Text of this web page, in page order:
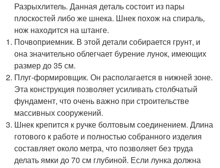
Разрыхлитель. Данная деталь состоит из пары
плоскостей либо же шнека. Шнек похож на спираль,
нож находится на штанге.
Почвоприемник. В этой детали собирается грунт, и
она значительно облегчает бурение лунок, имеющих
размер до 35 см.
Плуг-формировщик. Он располагается в нижней зоне.
Эта конструкция позволяет усиливать столбчатый
фундамент, что очень важно при строительстве
массивных сооружений.
Шнек крепится к ручке болтовым соединением. Длина
готового к работе и полностью собранного изделия
составляет около метра, что позволяет без труда
делать ямки до 70 см глубиной. Если лунка должна